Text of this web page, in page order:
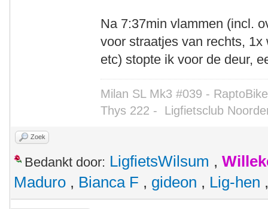
Na 7:37min vlammen (incl.
voor straatjes van rechts,
etc) stopte ik voor de deur,
Milan SL Mk3 #039 -
Thys 222 - Ligfietsclub
Zoek
Bedankt door: LigfietsWilsum ,
Maduro , Bianca F , gideon , Lig-hen